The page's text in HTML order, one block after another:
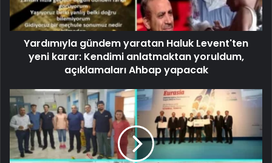
Yardımıyla gündem yaratan Haluk Levent'ten
yeni karar: Kendimi anlatmaktan yoruldum,
açıklamaları Ahbap yapacak